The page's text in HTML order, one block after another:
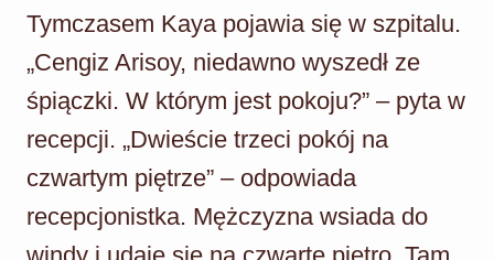
Tymczasem Kaya pojawia się w szpitalu.
„Cengiz Arisoy, niedawno wyszedł ze
śpiączki. W którym jest pokoju?” – pyta w
recepcji. „Dwieście trzeci pokój na
czwartym piętrze” – odpowiada
recepcjonistka. Mężczyzna wsiada do